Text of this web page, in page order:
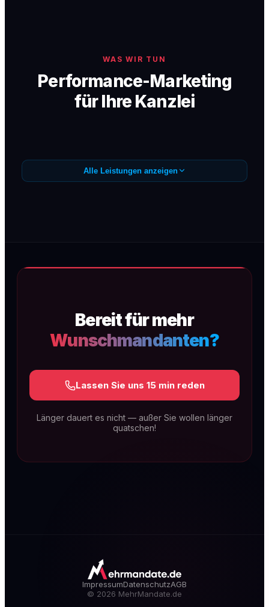
WAS WIR TUN
Performance-Marketing
für Ihre Kanzlei
Wunschmandanten — sofortige
Mehr erfahren
Technische Exzellenz, rechtsspezifischer
Alle Leistungen anzeigen
Bereit für mehr
Wunschmandanten?
Lassen Sie uns 15 min reden
Länger dauert es nicht — außer Sie wollen länger
quatschen!
ImpressumDatenschutzAGB
© 2026 MehrMandate.de